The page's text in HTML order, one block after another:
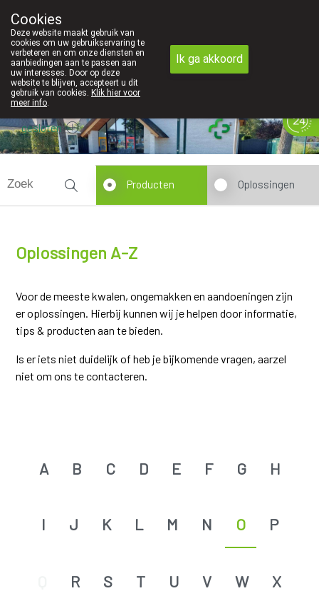
011/34 04 04
gesloten
Oplossingen A-Z
Producten Oplossingen
Voor de meeste kwalen, ongemakken en aandoeningen zijn
er oplossingen. Hierbij kunnen wij je helpen door informatie,
tips & producten aan te bieden.
Is er iets niet duidelijk of heb je bijkomende vragen, aarzel
niet om ons te contacteren.
A B C D E F G H
I J K L M N O P
R S T U V W X
Cookies
Deze website maakt gebruik van
cookies om uw gebruikservaring te
verbeteren en om onze diensten en
aanbiedingen aan te passen aan
uw interesses. Door op deze
website te blijven, accepteert u dit
gebruik van cookies. Klik hier voor
meer info.
Ik ga akkoord